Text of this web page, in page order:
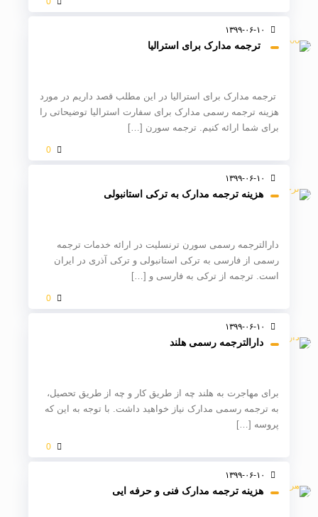
۱۳۹۹-۰۶-۱۰
ترجمه مدارک برای استرالیا
ترجمه مدارک برای استرالیا در این مطلب قصد داریم در مورد
هزینه ترجمه رسمی مدارک برای سفارت استرالیا توضیحاتی را
برای شما ارائه کنیم. ترجمه سورن […]
0
۱۳۹۹-۰۶-۱۰
هزینه ترجمه مدارک به ترکی استانبولی
دارالترجمه رسمی سورن ترنسلیت در ارائه خدمات ترجمه
رسمی از فارسی به ترکی استانبولی و ترکی آذری در ایران
است. ترجمه از ترکی به فارسی و […]
0
۱۳۹۹-۰۶-۱۰
دارالترجمه رسمی هلند
برای مهاجرت به هلند چه از طریق کار و چه از طریق تحصیل،
به ترجمه رسمی مدارک نیاز خواهید داشت. با توجه به این که
پروسه […]
0
۱۳۹۹-۰۶-۱۰
هزینه ترجمه مدارک فنی و حرفه ایی